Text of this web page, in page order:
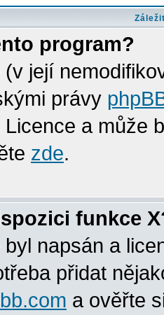
program?
(v její
právy
a může
zde.
funkce
napsán a
přidat
a ověřte